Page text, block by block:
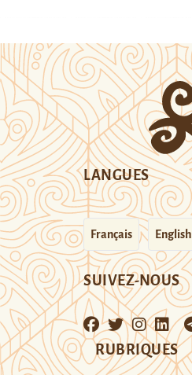
LANGUES
Français English
SUIVEZ-NOUS
RUBRIQUES